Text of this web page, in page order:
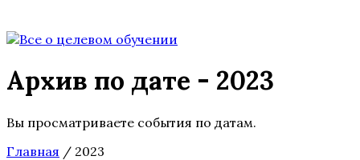
Архив по дате - 2023
Вы просматриваете события по датам.
Главная / 2023